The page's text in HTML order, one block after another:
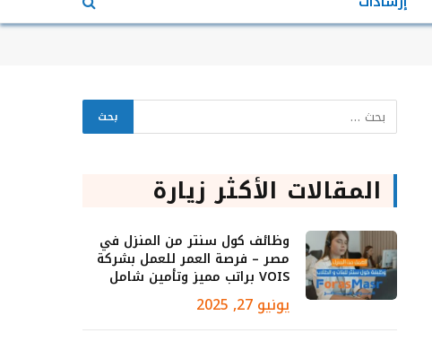
المقالات الأكثر زيارة
وظائف كول سنتر من المنزل في
مصر – فرصة العمر للعمل بشركة
VOIS براتب مميز وتأمين شامل
يونيو 27, 2025